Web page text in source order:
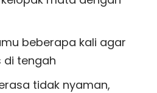
beberapa kali agar
di tengah
tidak nyaman,